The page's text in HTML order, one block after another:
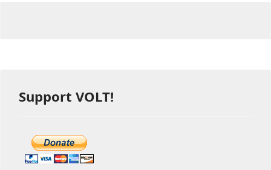
Support VOLT!